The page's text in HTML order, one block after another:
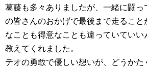
葛藤も多々ありましたが、一緒に闘
の皆さんのおかげで最後まで走るこ
なことも得意なことも違っていてい
教えてくれました。
テオの勇敢で優しい想いが、どうかた